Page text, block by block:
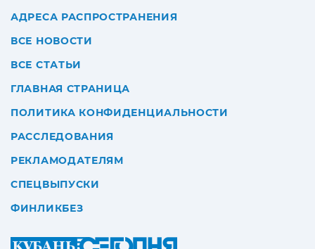
АДРЕСА РАСПРОСТРАНЕНИЯ
ВСЕ НОВОСТИ
ВСЕ СТАТЬИ
ГЛАВНАЯ СТРАНИЦА
ПОЛИТИКА КОНФИДЕНЦИАЛЬНОСТИ
РАССЛЕДОВАНИЯ
РЕКЛАМОДАТЕЛЯМ
СПЕЦВЫПУСКИ
ФИНЛИКБЕЗ